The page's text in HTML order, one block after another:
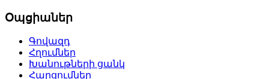
Օպցիաներ
Գովազդ
Հղումներ
Խանութների ցանկ
Հարցումներ